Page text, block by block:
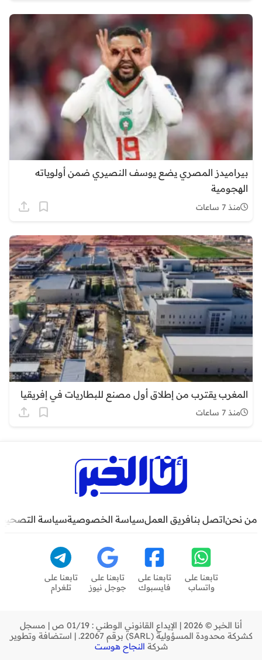
بيراميدز المصري يضع يوسف النصيري ضمن أولوياته
الهجومية
منذ 7 ساعات
المغرب يقترب من إطلاق أول مصنع للبطاريات في إفريقيا
منذ 7 ساعات
من نحناتصل بنافريق العملسياسة الخصوصيةسياسة التصحيح
تابعنا على
واتساب
تابعنا على
فايسبوك
تابعنا على
جوجل نيوز
تابعنا على
تلغرام
أنا الخبر © 2026 | الإيداع القانوني الوطني : 01/19 ص | مسجل
كشركة محدودة المسؤولية (SARL) برقم 22067. | استضافة وتطوير
شركة النجاح هوست